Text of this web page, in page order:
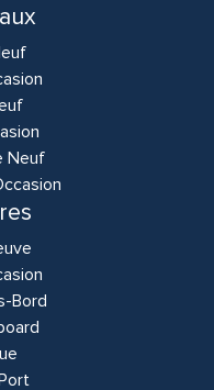
Neuf
Bord